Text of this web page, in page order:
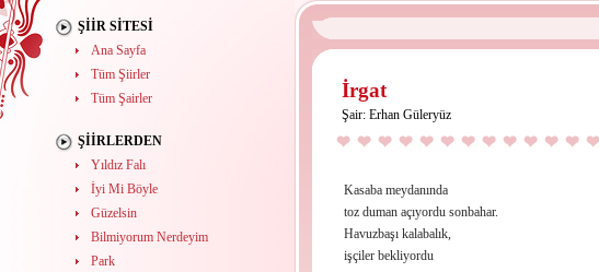
ŞIIR SITESI
Ana Sayfa
Tüm Şiirler
Tüm Şairler
ŞIIRLERDEN
Yıldız Falı
İyi Mi Böyle
Güzelsin
Bilmiyorum Nerdeyim
Park
İrgat
Şair: Erhan Güleryüz
Kasaba meydanında
toz duman açıyordu sonbahar.
Havuzbaşı kalabalık,
işçiler bekliyordu